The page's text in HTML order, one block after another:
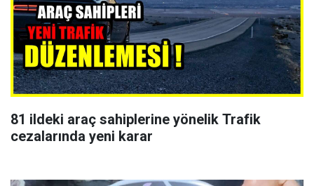
81 ildeki araç sahiplerine yönelik Trafik
cezalarında yeni karar